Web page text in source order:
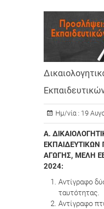
Ημ/νία : 19
Α.
ΕΚΠΑΙΔΕΥΤΙΚΩΝ
ΑΓΩΓΗΣ, ΜΕΛΗ
2024:
Αντίγραφο
ταυτότητας.
Αντίγραφο